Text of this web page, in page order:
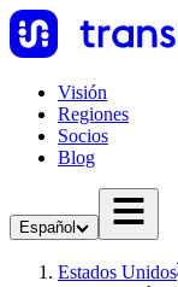
Visión
Regiones
Socios
Blog
Español
Estados Unidos